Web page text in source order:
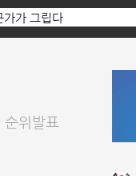
가가 그립다
위발표